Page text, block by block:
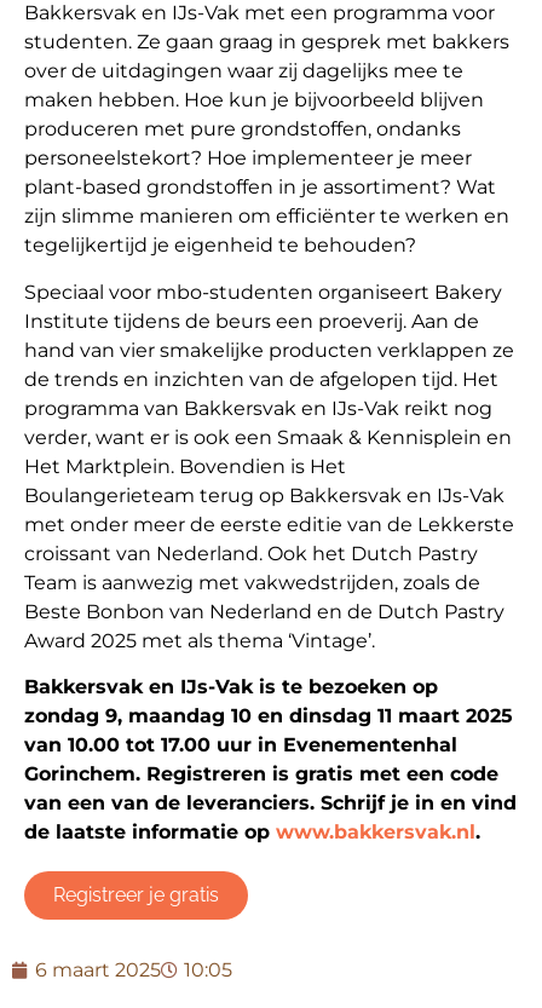
Bakkersvak en IJs-Vak met een programma voor
studenten. Ze gaan graag in gesprek met bakkers
over de uitdagingen waar zij dagelijks mee te
maken hebben. Hoe kun je bijvoorbeeld blijven
produceren met pure grondstoffen, ondanks
personeelstekort? Hoe implementeer je meer
plant-based grondstoffen in je assortiment? Wat
zijn slimme manieren om efficiënter te werken en
tegelijkertijd je eigenheid te behouden?
Speciaal voor mbo-studenten organiseert Bakery
Institute tijdens de beurs een proeverij. Aan de
hand van vier smakelijke producten verklappen ze
de trends en inzichten van de afgelopen tijd. Het
programma van Bakkersvak en IJs-Vak reikt nog
verder, want er is ook een Smaak & Kennisplein en
Het Marktplein. Bovendien is Het
Boulangerieteam terug op Bakkersvak en IJs-Vak
met onder meer de eerste editie van de Lekkerste
croissant van Nederland. Ook het Dutch Pastry
Team is aanwezig met vakwedstrijden, zoals de
Beste Bonbon van Nederland en de Dutch Pastry
Award 2025 met als thema ‘Vintage’.
Bakkersvak en IJs-Vak is te bezoeken op
zondag 9, maandag 10 en dinsdag 11 maart 2025
van 10.00 tot 17.00 uur in Evenementenhal
Gorinchem. Registreren is gratis met een code
van een van de leveranciers. Schrijf je in en vind
de laatste informatie op www.bakkersvak.nl.
Registreer je gratis
6 maart 2025 10:05